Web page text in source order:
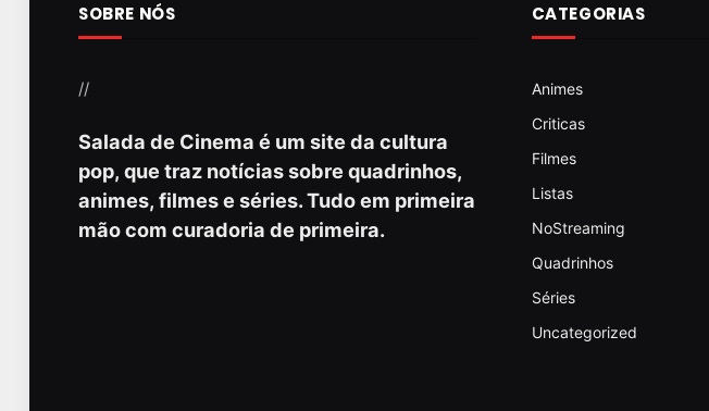
SOBRE NÓS
//
Salada de Cinema é um site da cultura
pop, que traz notícias sobre quadrinhos,
animes, filmes e séries. Tudo em primeira
mão com curadoria de primeira.
CATEGORIAS
Animes
Criticas
Filmes
Listas
NoStreaming
Quadrinhos
Séries
Uncategorized